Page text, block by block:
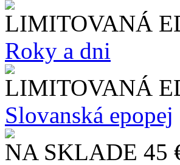
LIMITOVANÁ
Roky a dni
LIMITOVANÁ
Slo​vanská epopej
NA SKLADE 45